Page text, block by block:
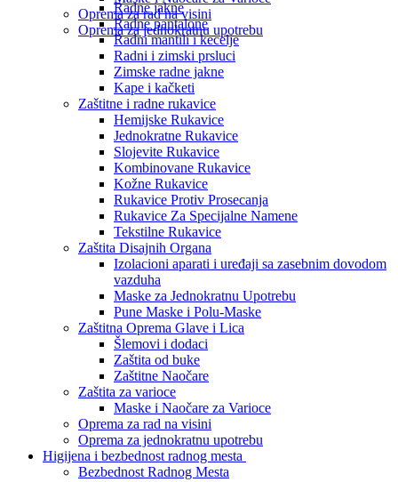
Oprema za rad na visini
Oprema za jednokratnu upotrebu
Radne jakne
Radne pantalone
Radni mantili i kecelje
Radni i zimski prsluci
Zimske radne jakne
Kape i kačketi
Zaštitne i radne rukavice
Hemijske Rukavice
Jednokratne Rukavice
Slojevite Rukavice
Kombinovane Rukavice
Kožne Rukavice
Rukavice Protiv Prosecanja
Rukavice Za Specijalne Namene
Tekstilne Rukavice
Zaštita Disajnih Organa
Izolacioni aparati i uređaji sa zasebnim dovodom
vazduha
Maske za Jednokratnu Upotrebu
Pune Maske i Polu-Maske
Zaštitna Oprema Glave i Lica
Šlemovi i dodaci
Zaštita od buke
Zaštitne Naočare
Zaštita za varioce
Maske i Naočare za Varioce
Oprema za rad na visini
Oprema za jednokratnu upotrebu
Higijena i bezbednost radnog mesta
Bezbednost Radnog Mesta